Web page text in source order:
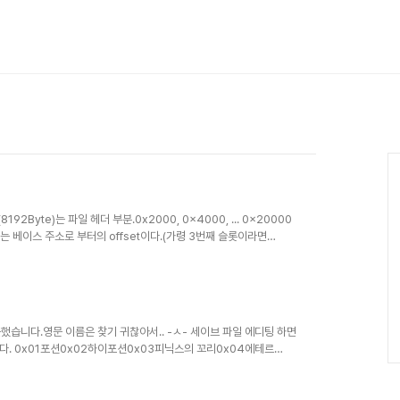
는 파일 헤더 부분.0x2000, 0x4000, ... 0x20000
베이스 주소로 부터의 offset이다.(가령 3번째 슬롯이라면
Time0x00204Money(Gil)0x00241must
니다.영문 이름은 찾기 귀찮아서.. -ㅅ- 세이브 파일 에디팅 하면
다. 0x01포션0x02하이포션0x03피닉스의 꼬리0x04에테르
깨비 방망이0x0A성수0x0B텐트0x0C코티지0x0D엘릭서